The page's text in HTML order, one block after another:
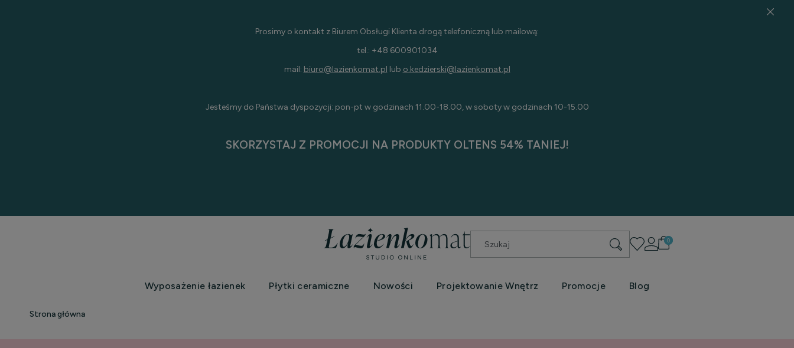
Prosimy o kontakt z Biurem Obsługi Klienta drogą telefoniczną lub mailową:
tel.: +48 600901034
mail: biuro@lazienkomat.pl lub o.kedzierski@lazienkomat.pl
Jesteśmy do Państwa dyspozycji: pon-pt w godzinach 11.00-18.00, w soboty w godzinach 10-15.00
SKORZYSTAJ Z PROMOCJI NA PRODUKTY OLTENS 54% TANIEJ!
Wyposażenie łazienek Płytki ceramiczne Nowości Projektowanie Wnętrz Promocje Blog
Strona główna